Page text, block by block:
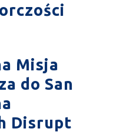
Misja
do San
Disrupt